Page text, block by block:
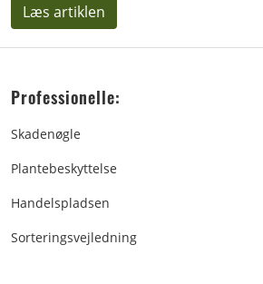
Læs artiklen
Professionelle:
Skadenøgle
Plantebeskyttelse
Handelspladsen
Sorteringsvejledning